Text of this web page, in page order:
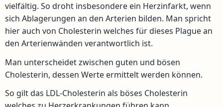
vielfältig. So droht insbesondere ein Herzinfarkt, wenn
sich Ablagerungen an den Arterien bilden. Man spricht
hier auch von Cholesterin welches für dieses Plague an
den Arterienwänden verantwortlich ist.
Man unterscheidet zwischen guten und bösen
Cholesterin, dessen Werte ermittelt werden können.
So gilt das LDL-Cholesterin als böses Cholesterin